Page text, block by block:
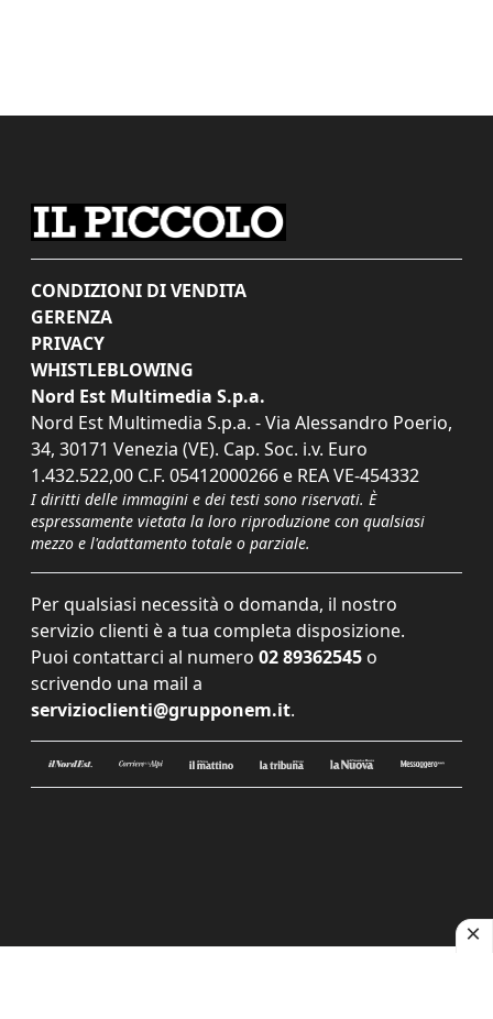
CONDIZIONI DI VENDITA
GERENZA
PRIVACY
WHISTLEBLOWING
Nord Est Multimedia S.p.a.
Nord Est Multimedia S.p.a. - Via Alessandro Poerio,
34, 30171 Venezia (VE). Cap. Soc. i.v. Euro
1.432.522,00 C.F. 05412000266 e REA VE-454332
I diritti delle immagini e dei testi sono riservati. È
espressamente vietata la loro riproduzione con qualsiasi
mezzo e l'adattamento totale o parziale.
Per qualsiasi necessità o domanda, il nostro
servizio clienti è a tua completa disposizione.
Puoi contattarci al numero 02 89362545 o
scrivendo una mail a
servizioclienti@grupponem.it.